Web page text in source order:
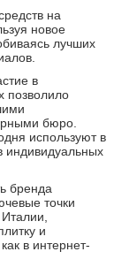
на
новое
лучших
в
позволило
бюро.
используют в
индивидуальных
бренда
точки
и
в интернет-